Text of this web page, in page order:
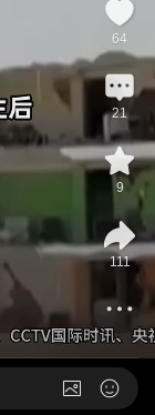
64
21
9
111